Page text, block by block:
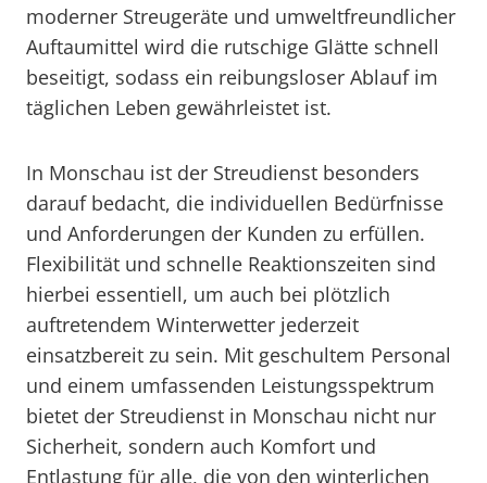
moderner Streugeräte und umweltfreundlicher
Auftaumittel wird die rutschige Glätte schnell
beseitigt, sodass ein reibungsloser Ablauf im
täglichen Leben gewährleistet ist.
In Monschau ist der Streudienst besonders
darauf bedacht, die individuellen Bedürfnisse
und Anforderungen der Kunden zu erfüllen.
Flexibilität und schnelle Reaktionszeiten sind
hierbei essentiell, um auch bei plötzlich
auftretendem Winterwetter jederzeit
einsatzbereit zu sein. Mit geschultem Personal
und einem umfassenden Leistungsspektrum
bietet der Streudienst in Monschau nicht nur
Sicherheit, sondern auch Komfort und
Entlastung für alle, die von den winterlichen